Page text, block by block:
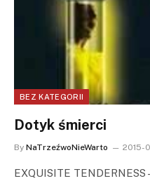
BEZ KATEGORII
Dotyk śmierci
By NaTrzeźwoNieWarto 2015-
EXQUISITE TENDERNESS